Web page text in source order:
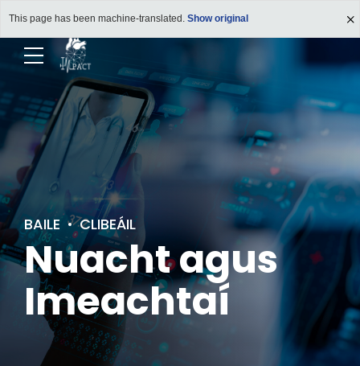
This page has been machine-translated. Show original
BAILE CLIBEÁIL
Nuacht agus
Imeachtaí